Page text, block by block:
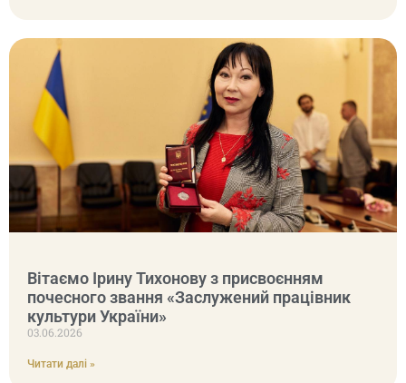
Вітаємо Ірину Тихонову з присвоєнням
почесного звання «Заслужений працівник
культури України»
03.06.2026
Читати далі »